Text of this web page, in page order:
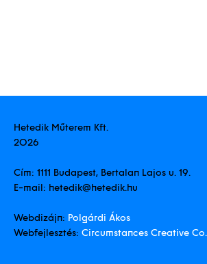
Műterem
Kapcsolat
Hetedik Műterem Kft.
2026
Cím: 1111 Budapest, Bertalan Lajos u. 19.
E-mail: hetedik@hetedik.hu
Webdizájn: Polgárdi Ákos
Webfejlesztés: Circumstances Creative Co.